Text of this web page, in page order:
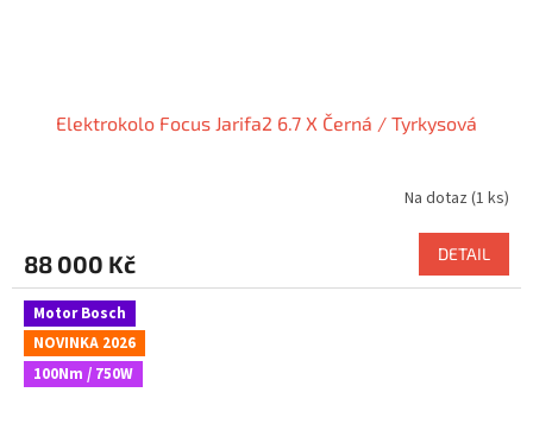
Elektrokolo Focus Jarifa2 6.7 X Černá / Tyrkysová
Na dotaz (1 ks)
88 000 Kč DETAIL
Motor Bosch
NOVINKA 2026
100Nm / 750W